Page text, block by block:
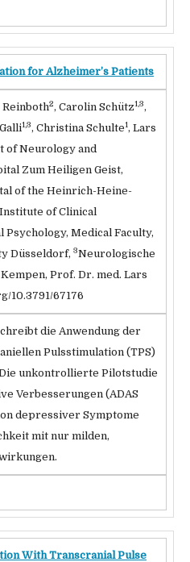
for Alzheimer’s Patients
Reinboth2, Carolin Schütz1,3,
1,3, Christina Schulte1, Lars
of Neurology and
Zum Heiligen Geist,
of the Heinrich-Heine-
Institute of Clinical
Medical Faculty,
Düsseldorf, 3Neurologische
Prof. Dr. med. Lars
10.3791/67176
die Anwendung der
Pulsstimulation (TPS)
unkontrollierte Pilotstudie
Verbesserungen (ADAS
depressiver Symptome
mit nur milden,
With Transcranial Pulse